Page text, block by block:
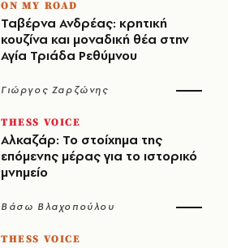
ON MY ROAD
Ταβέρνα Ανδρέας: κρητική
κουζίνα και μοναδική θέα στην
Αγία Τριάδα Ρεθύμνου
Γιώργος Ζαρζώνης
THESS VOICE
Αλκαζάρ: Το στοίχημα της
επόμενης μέρας για το ιστορικό
μνημείο
Βάσω Βλαχοπούλου
THESS VOICE